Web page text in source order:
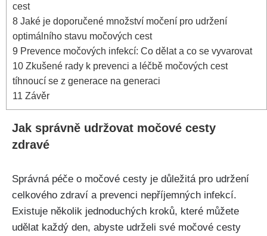
cest
8 Jaké ⁤je doporučené množství močení pro udržení
optimálního stavu močových cest
9 Prevence močových infekcí: Co ⁣dělat⁣ a co se vyvarovat
10 Zkušené‌ rady k prevenci a ⁣léčbě močových cest
tíhnoucí se z generace na generaci
11 Závěr
Jak správně⁣ udržovat močové cesty
zdravé
Správná⁣ péče o močové cesty je ​důležitá pro udržení⁤
celkového ⁢zdraví a prevenci nepříjemných infekcí.
Existuje ⁤několik jednoduchých‌ kroků,⁢ které můžete
udělat⁤ každý den, abyste udrželi své močové cesty